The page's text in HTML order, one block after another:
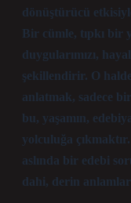
dönüştürücü
Bir cümle, tıpkı bir
duygularımızı,
şekillendirir. O
anlatmak, sadece
bu, yaşamın,
yolculuğa
aslında bir edebi
dahi, derin